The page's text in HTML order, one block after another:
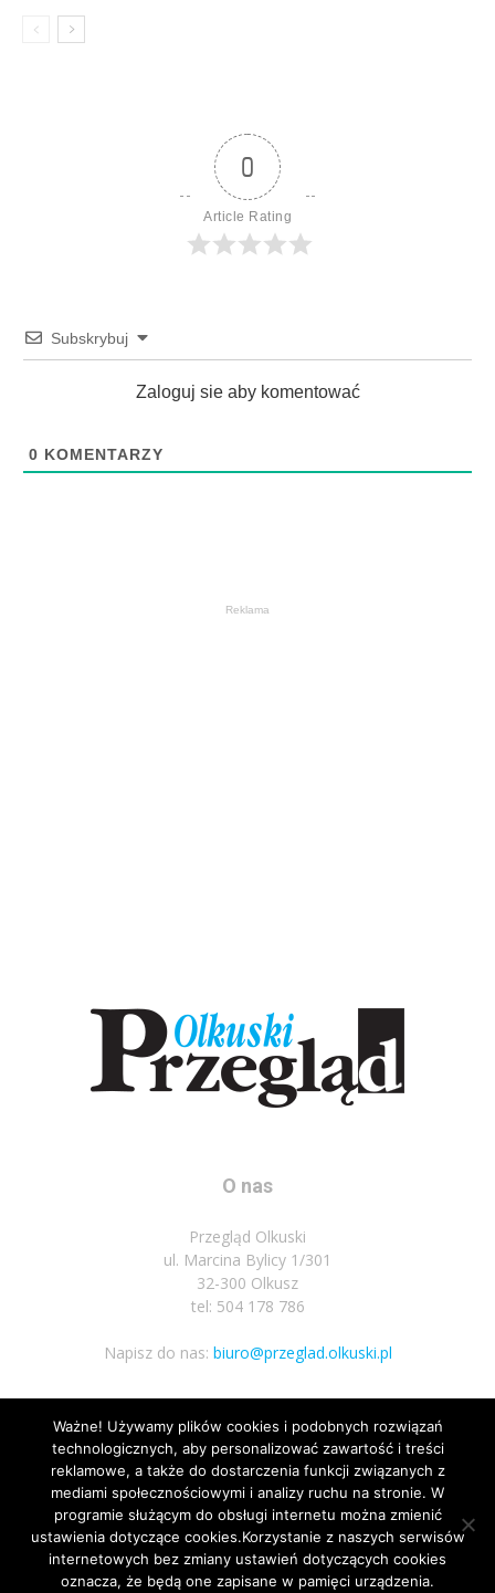
0
Article Rating
Subskrybuj
Zaloguj sie aby komentować
0 KOMENTARZY
Reklama
O nas
Przegląd Olkuski
ul. Marcina Bylicy 1/301
32-300 Olkusz
tel: 504 178 786
Napisz do nas: biuro@przeglad.olkuski.pl
Podążaj za nami
Nota prawna Polityka prywatnosci Kariera Regulamin
Ważne! Używamy plików cookies i podobnych rozwiązań
technologicznych, aby personalizować zawartość i treści
reklamowe, a także do dostarczenia funkcji związanych z
mediami społecznościowymi i analizy ruchu na stronie. W
programie służącym do obsługi internetu można zmienić
ustawienia dotyczące cookies.Korzystanie z naszych serwisów
internetowych bez zmiany ustawień dotyczących cookies
oznacza, że będą one zapisane w pamięci urządzenia.